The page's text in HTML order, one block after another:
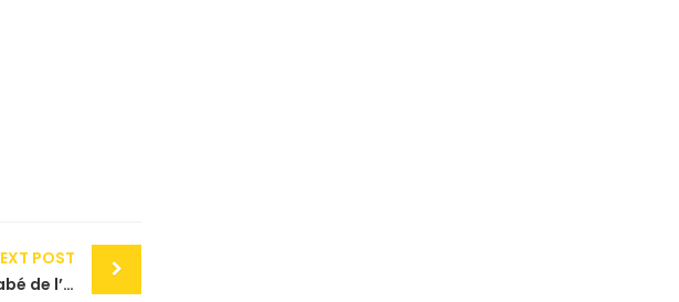
POST
Elections Haut Conseil des Burkinabé de l’Extérieur (HCBE)